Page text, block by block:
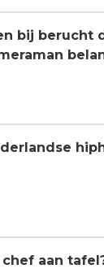
bij berucht
aan